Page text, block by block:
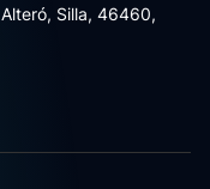
Silla, 46460,